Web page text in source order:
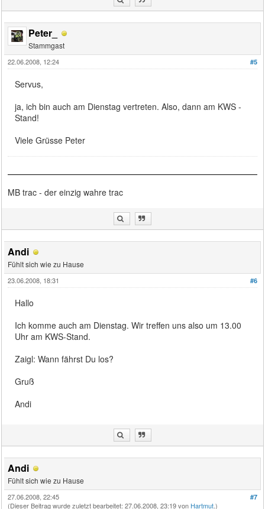
Peter_
Stammgast
#5
22.06.2008, 12:24
Servus,
ja, ich bin auch am Dienstag vertreten. Also, dann am KWS -
Stand!
Viele Grüsse Peter
MB trac - der einzig wahre trac
Andi
Fühlt sich wie zu Hause
#6
23.06.2008, 18:31
Hallo
Ich komme auch am Dienstag. Wir treffen uns also um 13.00
Uhr am KWS-Stand.
Zaigl: Wann fährst Du los?
Gruß
Andi
Andi
Fühlt sich wie zu Hause
#7
27.06.2008, 22:45
(Dieser Beitrag wurde zuletzt bearbeitet: 27.06.2008, 23:19 von Hartmut.)